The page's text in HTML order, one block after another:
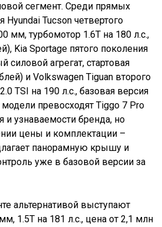
сегмент. Среди прямых
Tucson четвертого
мм, турбомотор 1.6T на 180 л.с.,
Kia Sportage пятого поколения
силовой агрегат, стартовая
и Volkswagen Tiguan второго
TSI на 190 л.с., базовая версия
превосходят Tiggo 7 Pro
узнаваемости бренда, но
цены и комплектации –
панорамную крышу и
уже в базовой версии за
альтернативой выступают
1.5T на 181 л.с., цена от 2,1 млн